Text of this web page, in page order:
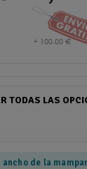
TODAS LAS
de la